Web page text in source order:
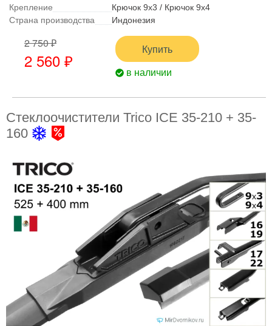
Крепление
Крючок 9x3 / Крючок 9x4
Страна производства
Индонезия
2 750 ₽
2 560 ₽
Купить
в наличии
Стеклоочистители Trico ICE 35-210 + 35-
160